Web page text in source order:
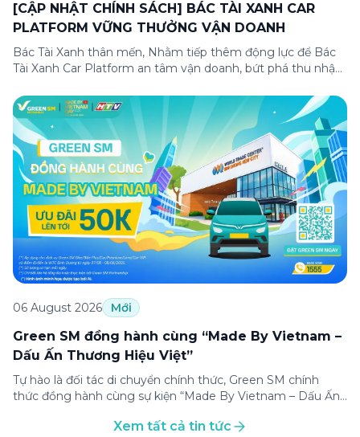
[CẬP NHẬT CHÍNH SÁCH] BÁC TÀI XANH CAR
PLATFORM VỮNG THƯỞNG VẬN DOANH
Bác Tài Xanh thân mến, Nhằm tiếp thêm động lực để Bác
Tài Xanh Car Platform an tâm vận doanh, bứt phá thu nhập
Chương trình thưởng vận doanh dành riêng cho Bác Tài
Xanh Car Platform mới với cơ hội nhận thưởng lên […]
06 August 2026 Mới
Green SM đồng hành cùng “Made By Vietnam –
Dấu Ấn Thương Hiệu Việt”
Tự hào là đối tác di chuyển chính thức, Green SM chính
thức đồng hành cùng sự kiện “Made By Vietnam – Dấu Ấn
nhằm tôn vinh và lan tỏa giá trị của các thương hiệu Việt
Xem tất cả tin tức